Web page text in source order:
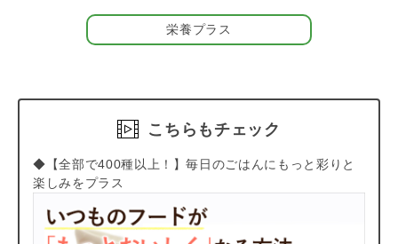
栄養プラス
こちらもチェック
◆【全部で400種以上！】毎日のごはんにもっと彩りと
楽しみをプラス